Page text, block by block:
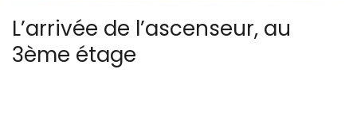
L’arrivée de l’ascenseur, au
3ème étage